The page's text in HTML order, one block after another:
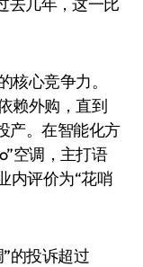
核心竞争力。
赖外购，直到
产。在智能化方
空调，主打语
内评价为“花哨
的投诉超过